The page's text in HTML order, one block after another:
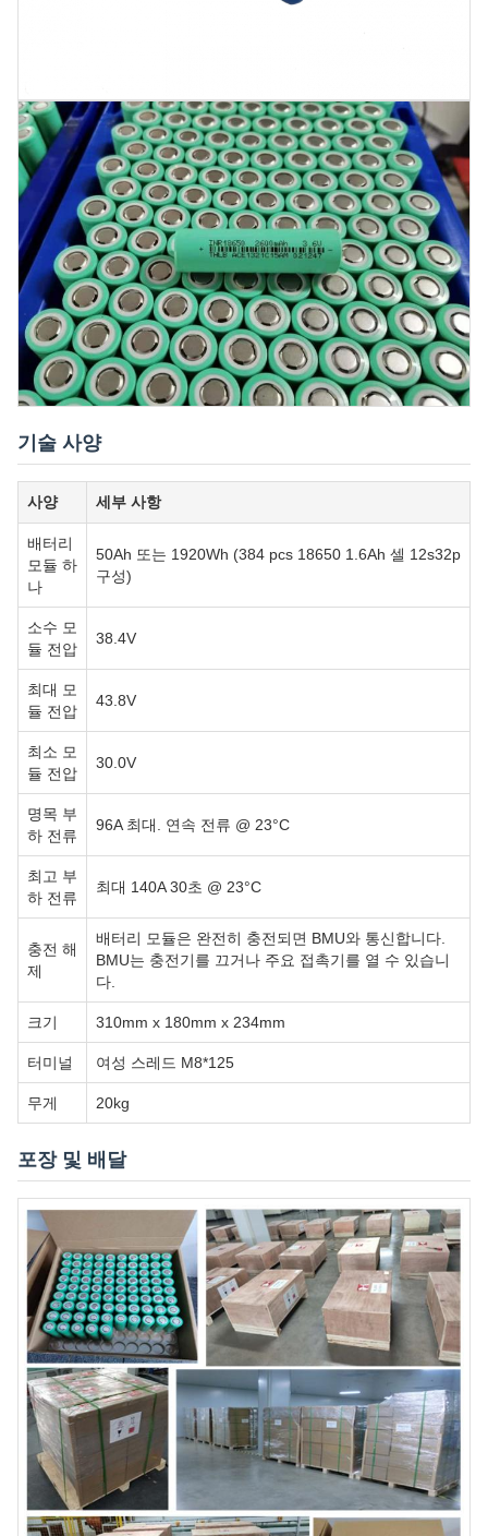
기술 사양
사양 세부 사항
배터리
모듈 하
나
50Ah 또는 1920Wh (384 pcs 18650 1.6Ah 셀 12s32p
구성)
소수 모
듈 전압
38.4V
최대 모
듈 전압
43.8V
최소 모
듈 전압
30.0V
명목 부
하 전류
96A 최대. 연속 전류 @ 23°C
최고 부
하 전류
최대 140A 30초 @ 23°C
충전 해
제
배터리 모듈은 완전히 충전되면 BMU와 통신합니다.
BMU는 충전기를 끄거나 주요 접촉기를 열 수 있습니
다.
크기 310mm x 180mm x 234mm
터미널 여성 스레드 M8*125
무게 20kg
포장 및 배달